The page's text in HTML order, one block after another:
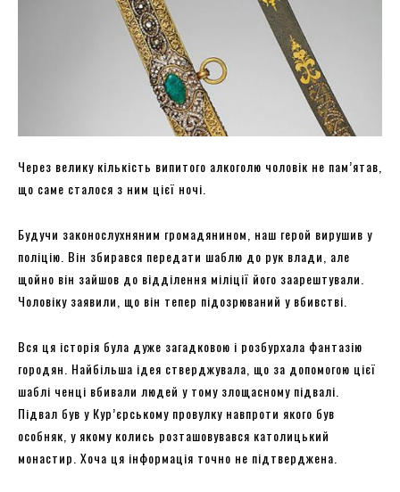
Через велику кількість випитого алкоголю чоловік не пам’ятав,
що саме сталося з ним цієї ночі.
Будучи законослухняним громадянином, наш герой вирушив у
поліцію. Він збирався передати шаблю до рук влади, але
щойно він зайшов до відділення міліції його заарештували.
Чоловіку заявили, що він тепер підозрюваний у вбивстві.
Вся ця історія була дуже загадковою і розбурхала фантазію
городян. Найбільша ідея стверджувала, що за допомогою цієї
шаблі ченці вбивали людей у ​​тому злощасному підвалі.
Підвал був у Кур’єрському провулку навпроти якого був
особняк, у якому колись розташовувався католицький
монастир. Хоча ця інформація точно не підтверджена.